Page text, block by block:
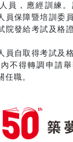
員，應經訓練。
員保障暨培訓委
院發給考試及格
員自取得考試及
不得轉調申請
任職。